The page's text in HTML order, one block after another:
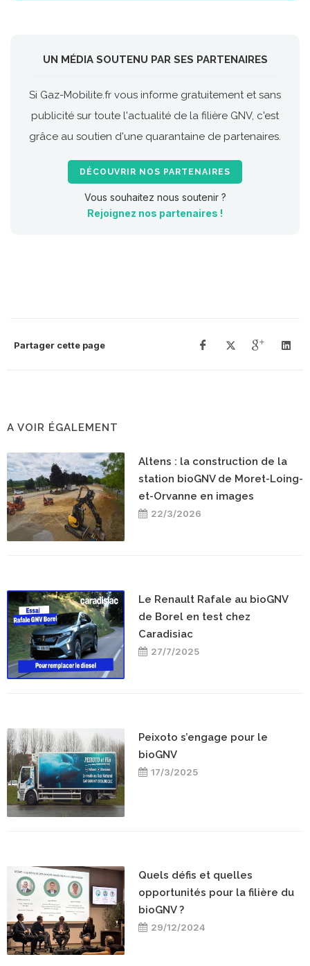
UN MÉDIA SOUTENU PAR SES PARTENAIRES
Si Gaz-Mobilite.fr vous informe gratuitement et sans
publicité sur toute l'actualité de la filière GNV, c'est
grâce au soutien d'une quarantaine de partenaires.
DÉCOUVRIR NOS PARTENAIRES
Vous souhaitez nous soutenir ?
Rejoignez nos partenaires !
Partager cette page
A VOIR ÉGALEMENT
Altens : la construction de la
station bioGNV de Moret-Loing-
et-Orvanne en images
22/3/2026
Le Renault Rafale au bioGNV
de Borel en test chez
Caradisiac
27/7/2025
Peixoto s’engage pour le
bioGNV
17/3/2025
Quels défis et quelles
opportunités pour la filière du
bioGNV ?
29/12/2024